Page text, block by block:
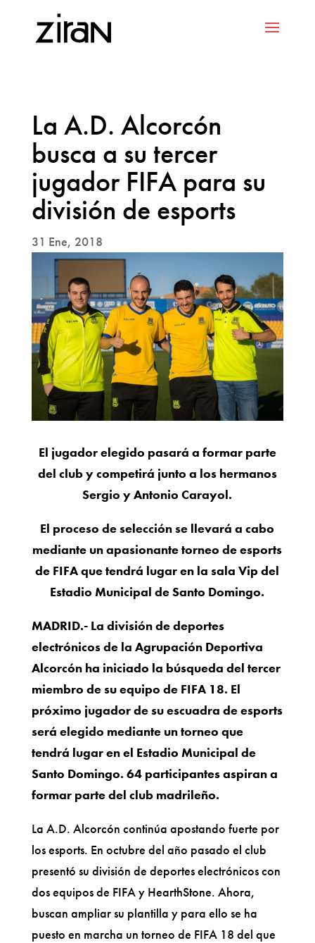
La A.D. Alcorcón
busca a su tercer
jugador FIFA para su
división de esports
31 Ene, 2018
El jugador elegido pasará a formar parte
del club y competirá junto a los hermanos
Sergio y Antonio Carayol.
El proceso de selección se llevará a cabo
mediante un apasionante torneo de esports
de FIFA que tendrá lugar en la sala Vip del
Estadio Municipal de Santo Domingo.
MADRID.- La división de deportes
electrónicos de la Agrupación Deportiva
Alcorcón ha iniciado la búsqueda del tercer
miembro de su equipo de FIFA 18. El
próximo jugador de su escuadra de esports
será elegido mediante un torneo que
tendrá lugar en el Estadio Municipal de
Santo Domingo. 64 participantes aspiran a
formar parte del club madrileño.
La A.D. Alcorcón continúa apostando fuerte por
los esports. En octubre del año pasado el club
presentó su división de deportes electrónicos con
dos equipos de FIFA y HearthStone. Ahora,
buscan ampliar su plantilla y para ello se ha
puesto en marcha un torneo de FIFA 18 del que